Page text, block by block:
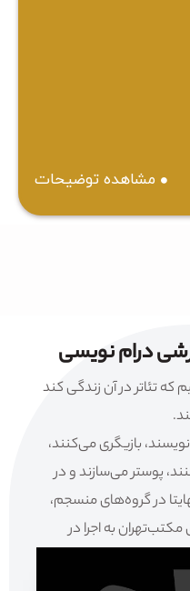
مشاهده توضیحات
درام نویسی
که تئاتر در آن زندگی کند
بازیگری می‌کنند،
پوستر می‌سازند و در
در گروه‌های منسجم،
به اجرا در